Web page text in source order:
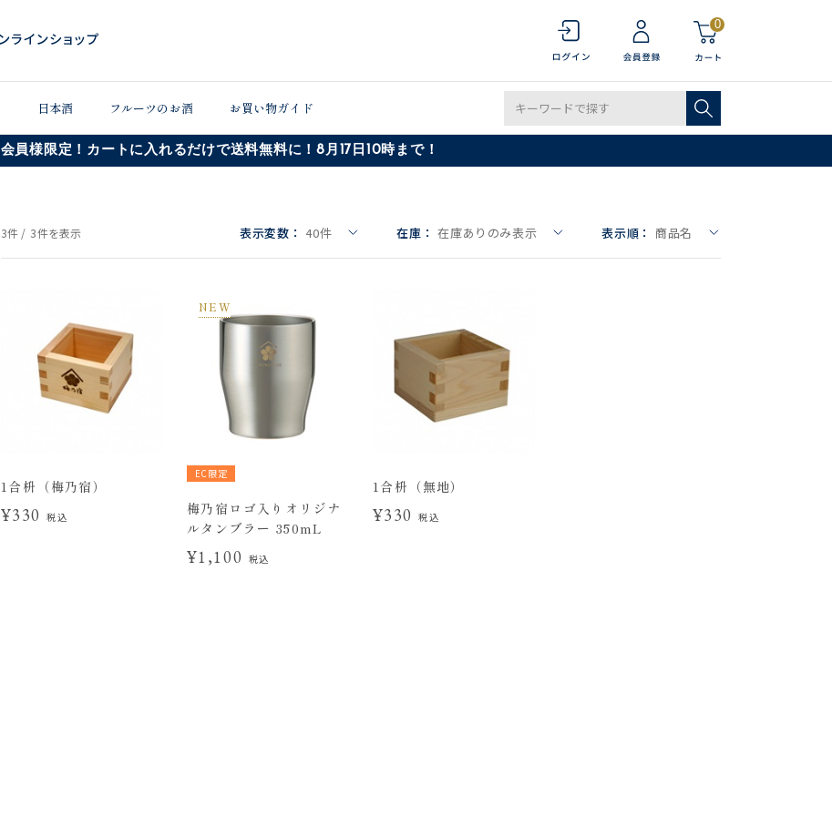
0
日本酒 フルーツのお酒 お買い物ガイド
会員様限定！カートに入れるだけで送料無料に！8月17日10時まで！
3件 / 3件を表示 表示変数： 40件 在庫： 在庫ありのみ表示 表示順： 商品名
1合枡（梅乃宿）
¥330 税込
NEW
EC限定
梅乃宿ロゴ入りオリジナ
ルタンブラー 350mL
¥1,100 税込
1合枡（無地）
¥330 税込